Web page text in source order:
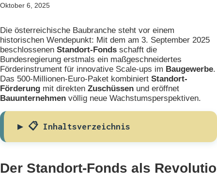
Oktober 6, 2025
Die österreichische Baubranche steht vor einem
historischen Wendepunkt: Mit dem am 3. September 2025
beschlossenen Standort-Fonds schafft die
Bundesregierung erstmals ein maßgeschneidertes
Förderinstrument für innovative Scale-ups im Baugewerbe.
Das 500-Millionen-Euro-Paket kombiniert Standort-
Förderung mit direkten Zuschüssen und eröffnet
Bauunternehmen völlig neue Wachstumsperspektiven.
📋 Inhaltsverzeichnis
Der Standort-Fonds als Revolutio